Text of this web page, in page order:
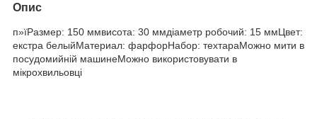
Опис
п»їРазмер: 150 ммвисота: 30 ммдіаметр робочий: 15 ммЦвет:
екстра белыйМатериал: фарфорНабор: техтараМожно мити в
посудомийній машинеМожно використовувати в
мікрохвильовці